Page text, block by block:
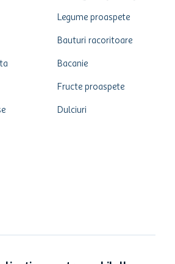
Legume proaspete
Bauturi racoritoare
Bacanie
Fructe proaspete
Dulciuri